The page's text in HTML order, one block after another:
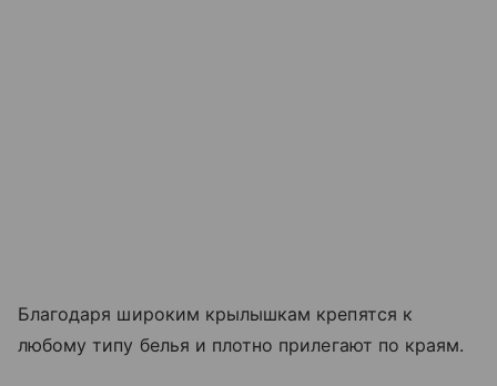
Благодаря широким крылышкам крепятся к
любому типу белья и плотно прилегают по краям.